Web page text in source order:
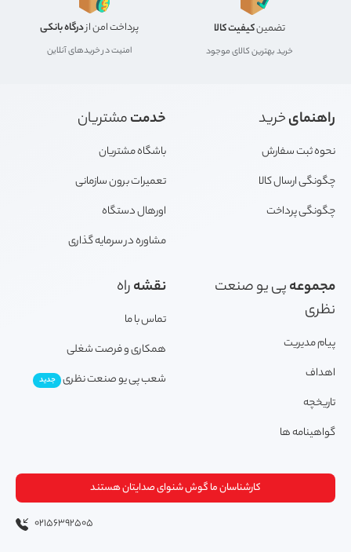
تضمینکیفیت کالا
خرید بهترین کالای موجود
پرداخت امن ازدرگاه بانکی
امنیت در خریدهای آنلاین
راهنمایخرید
نحوه ثبت سفارش
چگونگی ارسال کالا
چگونگی پرداخت
خدمتمشتریان
باشگاه مشتریان
تعمیرات برون سازمانی
اورهال دستگاه
مشاوره در سرمایه گذاری
مجموعهپی یو صنعت
نظری
پیام مدیریت
اهداف
تاریخچه
گواهینامه ها
نقشهراه
تماس با ما
همکاری و فرصت شغلی
شعب پی یو صنعت نظری جدید
کارشناسان ما گوش شنوای صدایتان هستند
02156392505